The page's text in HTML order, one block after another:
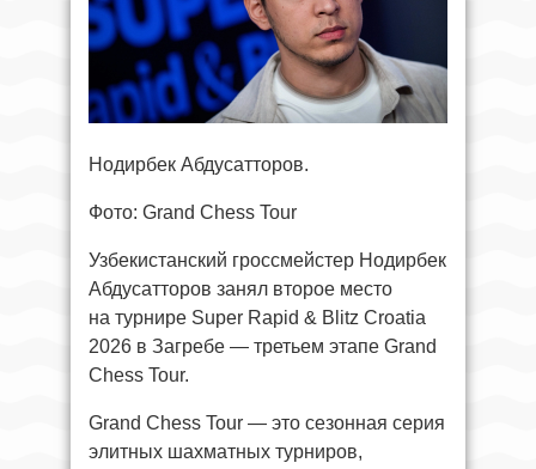
Нодирбек Абдусатторов.
Фото: Grand Chess Tour
Узбекистанский гроссмейстер Нодирбек
Абдусатторов занял второе место
на турнире Super Rapid & Blitz Croatia
2026 в Загребе — третьем этапе Grand
Chess Tour.
Grand Chess Tour — это сезонная серия
элитных шахматных турниров,